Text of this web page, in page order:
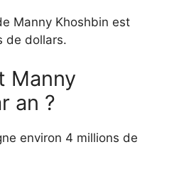
Manny Khoshbin est
de dollars.
Manny
an ?
environ 4 millions de